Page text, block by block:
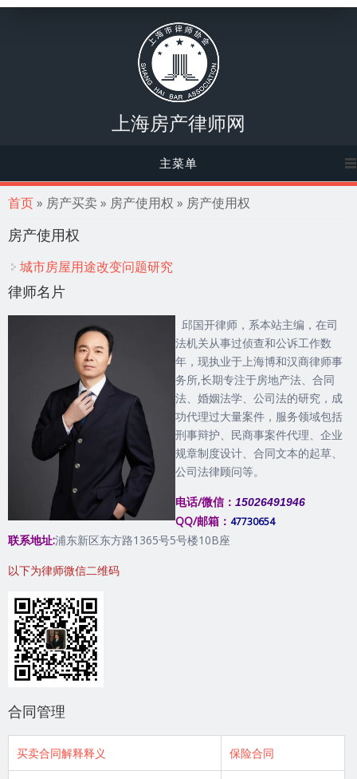
上海房产律师网
主菜单
你在这里
首页» 房产买卖 » 房产使用权 » 房产使用权
房产使用权
城市房屋用途改变问题研究
律师名片
邱国开律师，系本站主编，在司
法机关从事过侦查和公诉工作数
年，现执业于上海博和汉商律师事
务所,长期专注于房地产法、合同
法、婚姻法学、公司法的研究，成
功代理过大量案件，服务领域包括
刑事辩护、民商事案件代理、企业
规章制度设计、合同文本的起草、
公司法律顾问等。
电话/微信： 15026491946
QQ/邮箱： 47730654
联系地址:浦东新区东方路1365号5号楼10B座
以下为律师微信二维码
合同管理
买卖合同解释释义 保险合同